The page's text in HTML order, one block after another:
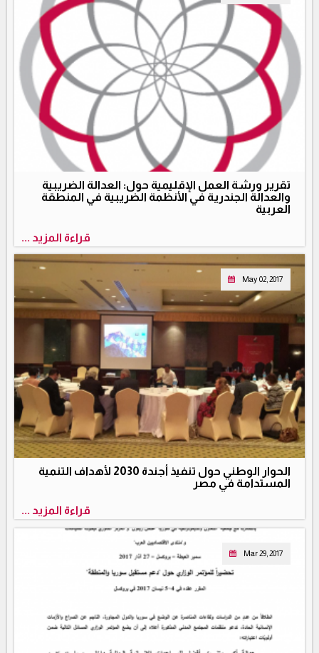
تقرير ورشة العمل الإقليمية حول: العدالة الضريبية
والعدالة الجندرية في الأنظمة الضريبية في المنطقة
العربية
قراءة المزيد ...
May 02, 2017
الحوار الوطني حول تنفيذ أجندة 2030 لأهداف التنمية
المستدامة في مصر
قراءة المزيد ...
Mar 29, 2017